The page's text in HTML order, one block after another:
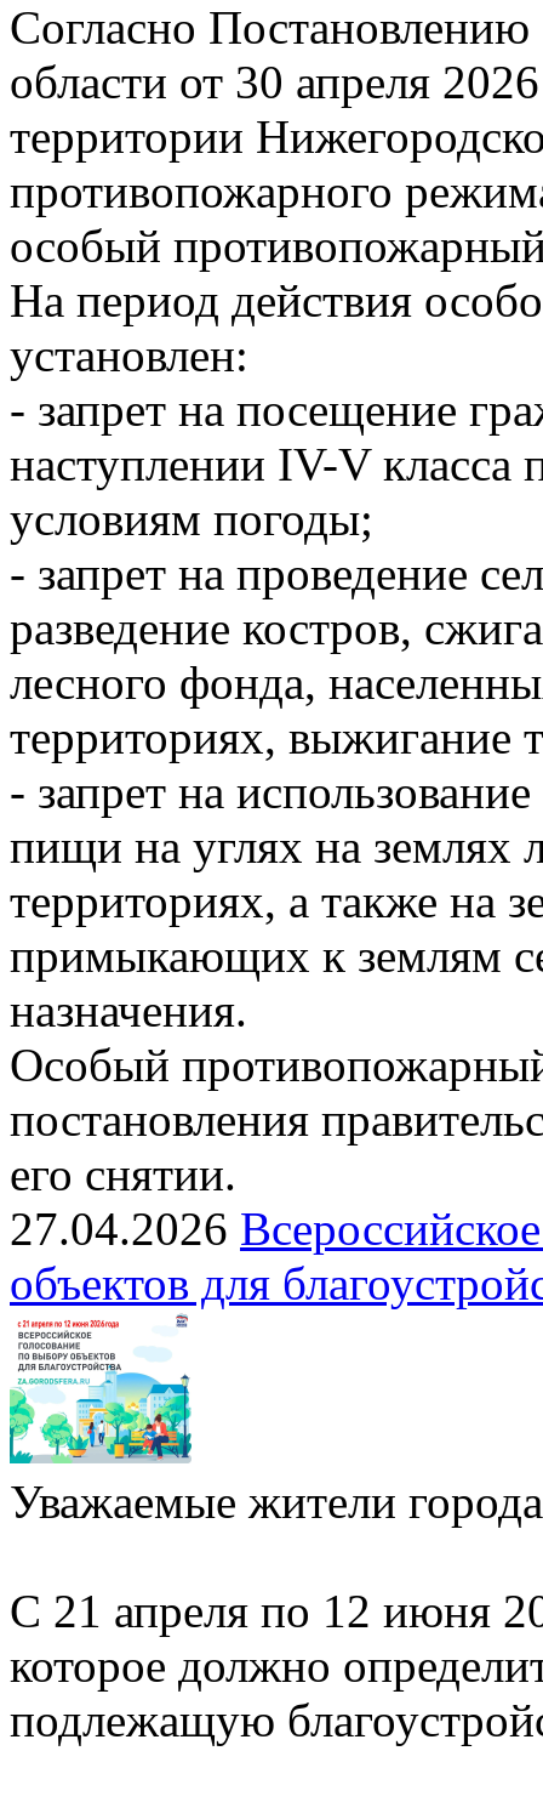
Согласно
области от 30 апреля
территории
противопожарного
особый
На период действия
установлен:
- запрет на посещение
наступлении IV-V класса
условиям погоды;
- запрет на проведение
разведение костров,
лесного фонда,
территориях, выжигание
- запрет на
пищи на углях на землях
территориях, а также на
примыкающих к землям
назначения.
Особый
постановления
его снятии.
27.04.2026
объектов для
Уважаемые жители
С 21 апреля по 12 июня
которое должно
подлежащую